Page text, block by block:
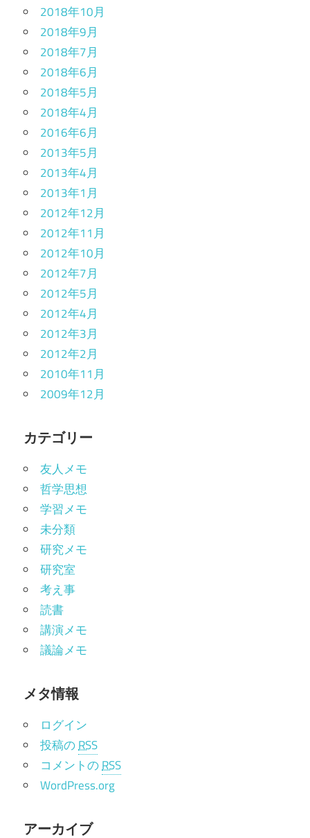
2018年10月
2018年9月
2018年7月
2018年6月
2018年5月
2018年4月
2016年6月
2013年5月
2013年4月
2013年1月
2012年12月
2012年11月
2012年10月
2012年7月
2012年5月
2012年4月
2012年3月
2012年2月
2010年11月
2009年12月
カテゴリー
友人メモ
哲学思想
学習メモ
未分類
研究メモ
研究室
考え事
読書
講演メモ
議論メモ
メタ情報
ログイン
投稿のRSS
コメントのRSS
WordPress.org
アーカイブ